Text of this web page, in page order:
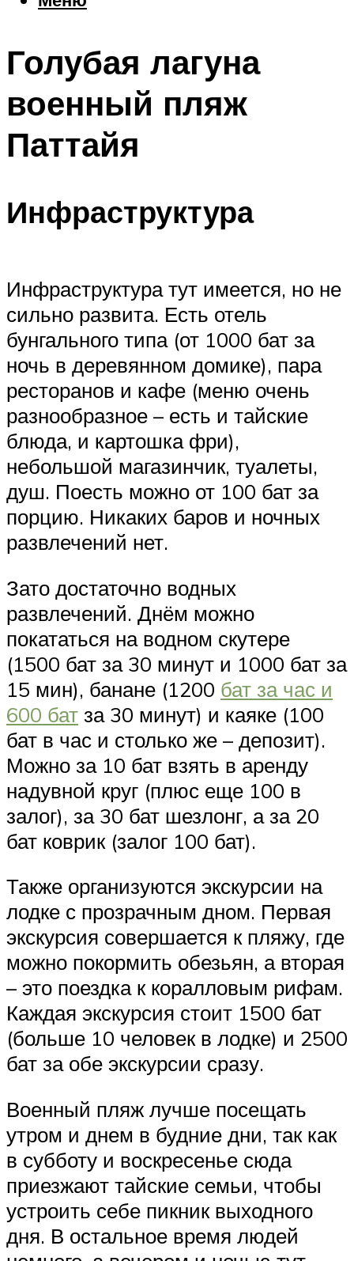
Шоппинг
Что посетить
Меню
Голубая лагуна
военный пляж
Паттайя
Инфраструктура
Инфраструктура тут имеется, но не
сильно развита. Есть отель
бунгального типа (от 1000 бат за
ночь в деревянном домике), пара
ресторанов и кафе (меню очень
разнообразное – есть и тайские
блюда, и картошка фри),
небольшой магазинчик, туалеты,
душ. Поесть можно от 100 бат за
порцию. Никаких баров и ночных
развлечений нет.
Зато достаточно водных
развлечений. Днём можно
покататься на водном скутере
(1500 бат за 30 минут и 1000 бат за
15 мин), банане (1200 бат за час и
600 бат за 30 минут) и каяке (100
бат в час и столько же – депозит).
Можно за 10 бат взять в аренду
надувной круг (плюс еще 100 в
залог), за 30 бат шезлонг, а за 20
бат коврик (залог 100 бат).
Также организуются экскурсии на
лодке с прозрачным дном. Первая
экскурсия совершается к пляжу, где
можно покормить обезьян, а вторая
– это поездка к коралловым рифам.
Каждая экскурсия стоит 1500 бат
(больше 10 человек в лодке) и 2500
бат за обе экскурсии сразу.
Военный пляж лучше посещать
утром и днем в будние дни, так как
в субботу и воскресенье сюда
приезжают тайские семьи, чтобы
устроить себе пикник выходного
дня. В остальное время людей